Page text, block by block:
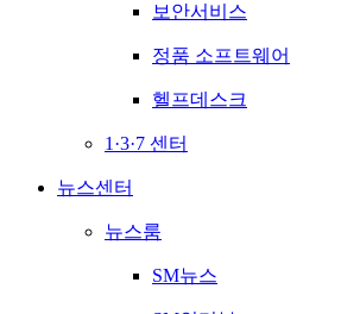
보안서비스
정품 소프트웨어
헬프데스크
1·3·7 센터
뉴스센터
뉴스룸
SM뉴스